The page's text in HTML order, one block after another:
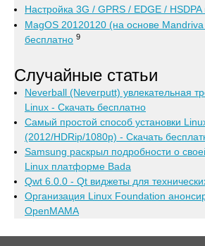
Настройка 3G / GPRS / EDGE /
MagOS 20120120 (на основе
бесплатно 9
Случайные статьи
Neverball (Neverputt) увлекательная
Linux - Скачать бесплатно
Самый простой способ установки
(2012/HDRip/1080p) - Скачать
Samsung раскрыл подробности о
Linux платформе Bada
Qwt 6.0.0 - Qt виджеты для
Организация Linux Foundation
OpenMAMA